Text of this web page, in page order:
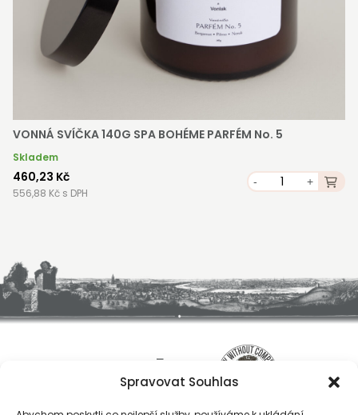
Spravovat Souhlas
VONNÁ SVÍČKA 140G SPA BOHÉME PARFÉM No. 5
Skladem
460,23 Kč
556,88 Kč s DPH
- +